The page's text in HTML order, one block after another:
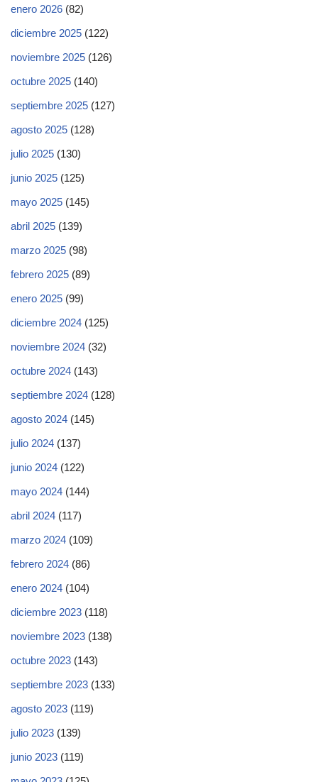
enero 2026 (82)
diciembre 2025 (122)
noviembre 2025 (126)
octubre 2025 (140)
septiembre 2025 (127)
agosto 2025 (128)
julio 2025 (130)
junio 2025 (125)
mayo 2025 (145)
abril 2025 (139)
marzo 2025 (98)
febrero 2025 (89)
enero 2025 (99)
diciembre 2024 (125)
noviembre 2024 (32)
octubre 2024 (143)
septiembre 2024 (128)
agosto 2024 (145)
julio 2024 (137)
junio 2024 (122)
mayo 2024 (144)
abril 2024 (117)
marzo 2024 (109)
febrero 2024 (86)
enero 2024 (104)
diciembre 2023 (118)
noviembre 2023 (138)
octubre 2023 (143)
septiembre 2023 (133)
agosto 2023 (119)
julio 2023 (139)
junio 2023 (119)